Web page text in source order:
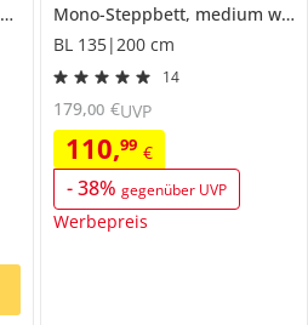
Mono-Steppbett, medium warm
BL 135|200 cm
14
110,99 €
-38% gegenüber UVP
Werbepreis
179,00 €UVP